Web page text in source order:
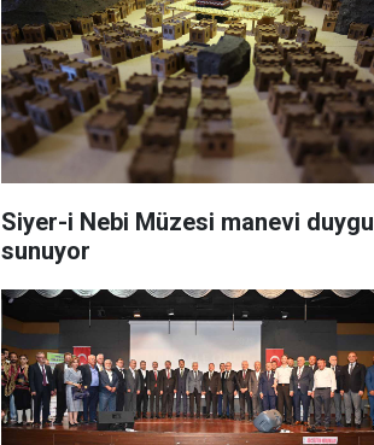
Siyer-i Nebi Müzesi manevi duygu
sunuyor